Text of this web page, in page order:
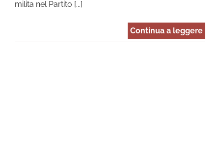
milita nel Partito [...]
Continua a leggere